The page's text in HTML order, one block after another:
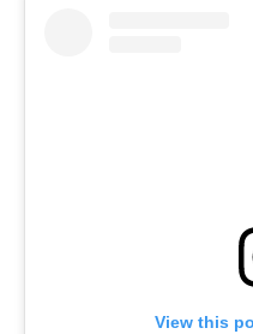
View this